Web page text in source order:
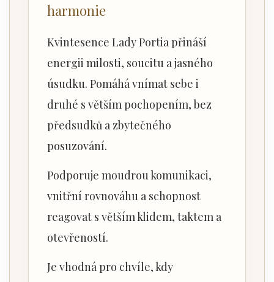
harmonie
Kvintesence Lady Portia přináší
energii milosti, soucitu a jasného
úsudku. Pomáhá vnímat sebe i
druhé s větším pochopením, bez
předsudků a zbytečného
posuzování.
Podporuje moudrou komunikaci,
vnitřní rovnováhu a schopnost
reagovat s větším klidem, taktem a
otevřeností.
Je vhodná pro chvíle, kdy